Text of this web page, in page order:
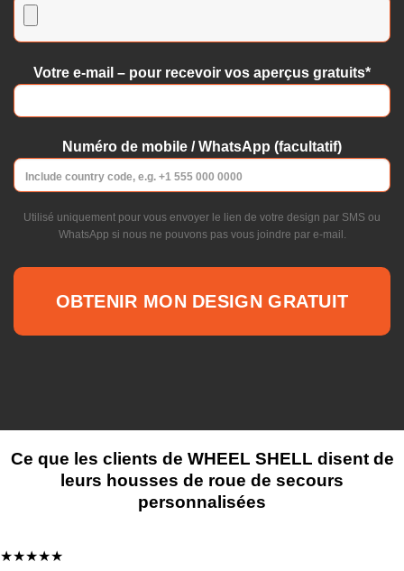
Votre e-mail – pour recevoir vos aperçus gratuits*
Numéro de mobile / WhatsApp (facultatif)
Utilisé uniquement pour vous envoyer le lien de votre design par SMS ou
WhatsApp si nous ne pouvons pas vous joindre par e-mail.
Ce que les clients de WHEEL SHELL disent de
leurs housses de roue de secours
personnalisées
★★★★★